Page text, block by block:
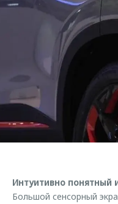
Интуитивно понятный
Большой сенсорный